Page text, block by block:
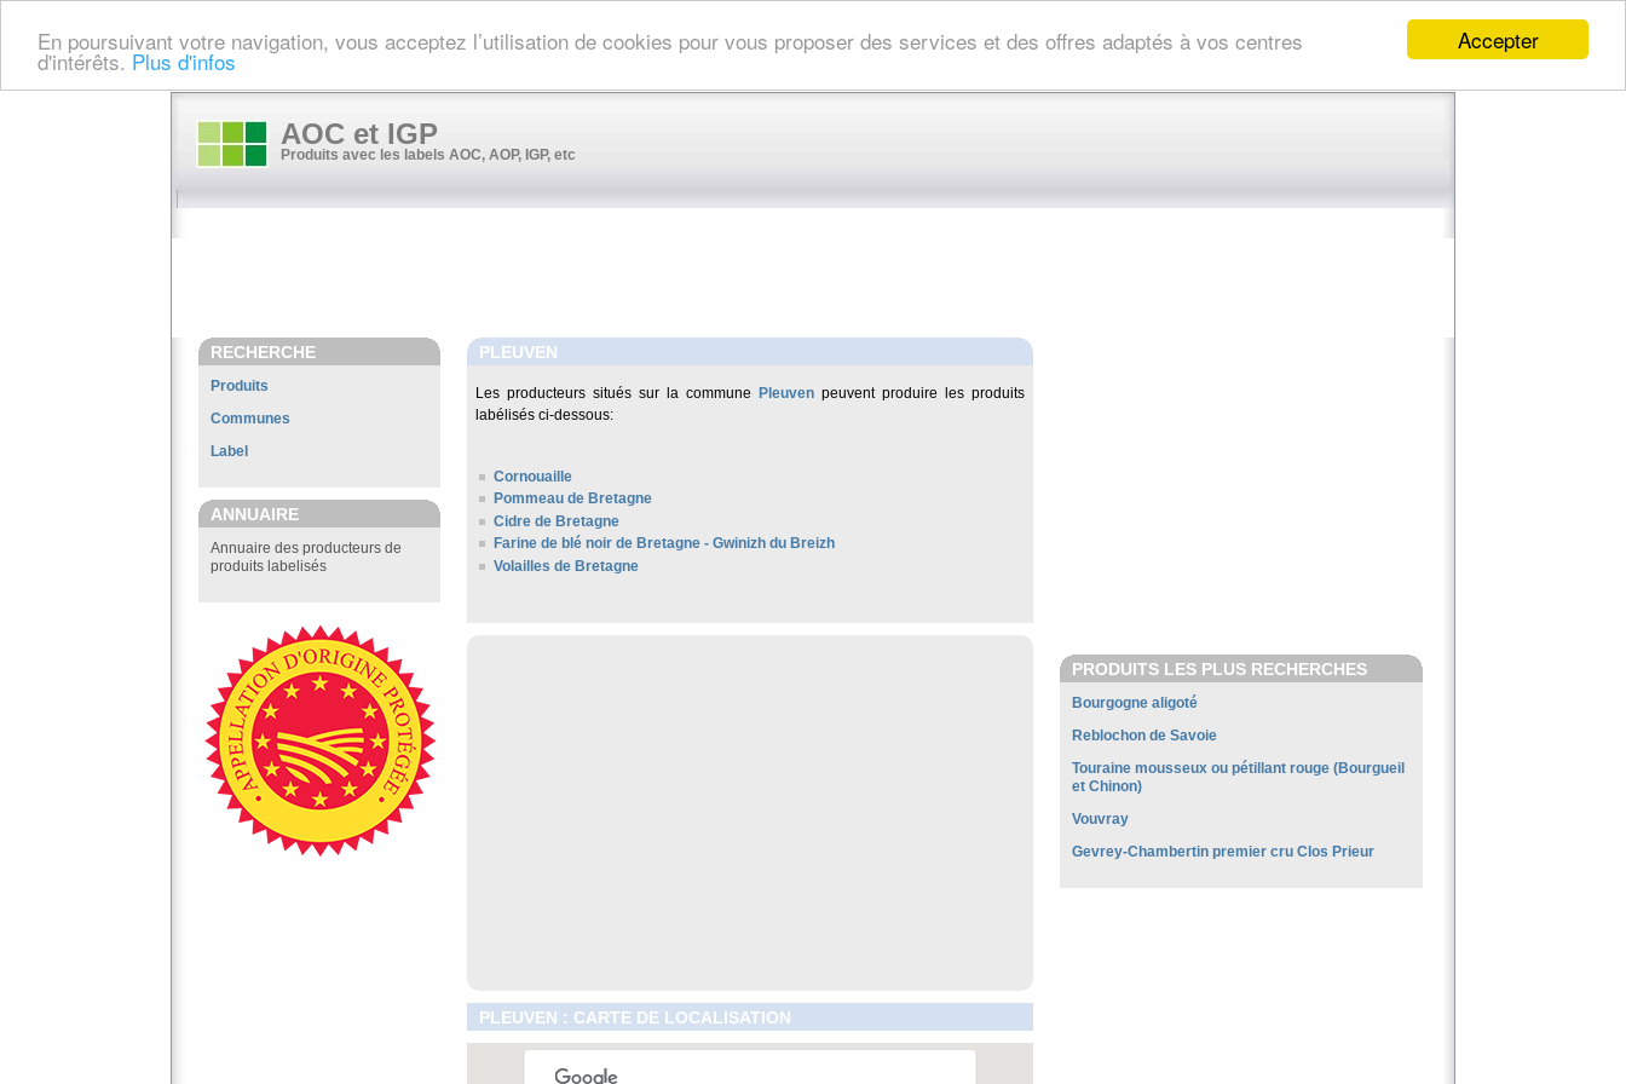
Accepter
En poursuivant votre navigation, vous acceptez l’utilisation de cookies pour vous proposer des services et des offres adaptés à vos centres
d'intérêts. Plus d'infos
AOC et IGP
Produits avec les labels AOC, AOP, IGP, etc
RECHERCHE
Produits
Communes
Label
ANNUAIRE
Annuaire des producteurs de
produits labelisés
PLEUVEN
Les producteurs situés sur la commune Pleuven peuvent produire les produits
labélisés ci-dessous:
Cornouaille
Pommeau de Bretagne
Cidre de Bretagne
Farine de blé noir de Bretagne - Gwinizh du Breizh
Volailles de Bretagne
PLEUVEN : CARTE DE LOCALISATION
PRODUITS LES PLUS RECHERCHES
Bourgogne aligoté
Reblochon de Savoie
Touraine mousseux ou pétillant rouge (Bourgueil
et Chinon)
Vouvray
Gevrey-Chambertin premier cru Clos Prieur